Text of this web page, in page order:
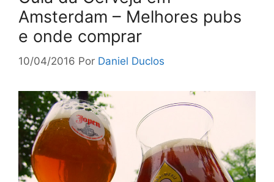
Amsterdam – Melhores pubs
e onde comprar
10/04/2016 Por Daniel Duclos